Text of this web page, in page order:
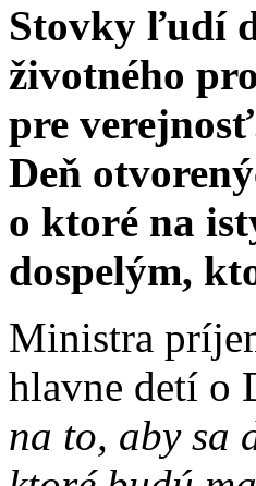
Stovky ľudí
životného
pre
Deň
o ktoré na
dospelým,
Ministra
hlavne detí o
na to, aby sa